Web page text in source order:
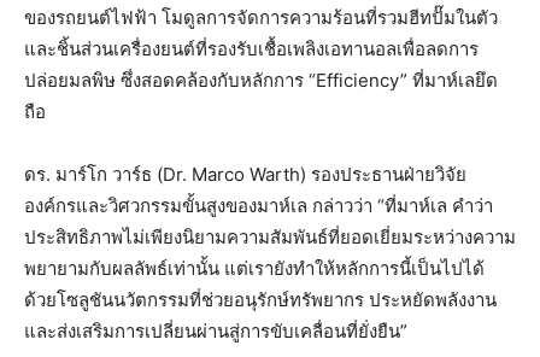
ของรถยนต์ไฟฟ้า โมดูลการจัดการความร้อนที่รวมฮีทปั๊มในตัว
และชิ้นส่วนเครื่องยนต์ที่รองรับเชื้อเพลิงเอทานอลเพื่อลดการ
ปล่อยมลพิษ ซึ่งสอดคล้องกับหลักการ “Efficiency” ที่มาห์เลยึด
ถือ
ดร. มาร์โก วาร์ธ (Dr. Marco Warth) รองประธานฝ่ายวิจัย
องค์กรและวิศวกรรมขั้นสูงของมาห์เล กล่าวว่า “ที่มาห์เล คำว่า
ประสิทธิภาพไม่เพียงนิยามความสัมพันธ์ที่ยอดเยี่ยมระหว่างความ
พยายามกับผลลัพธ์เท่านั้น แต่เรายังทำให้หลักการนี้เป็นไปได้
ด้วยโซลูชันนวัตกรรมที่ช่วยอนุรักษ์ทรัพยากร ประหยัดพลังงาน
และส่งเสริมการเปลี่ยนผ่านสู่การขับเคลื่อนที่ยั่งยืน”